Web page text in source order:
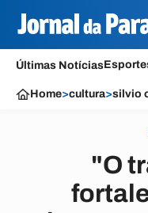
Últimas Notícias
Home>cultura>silvio
"O